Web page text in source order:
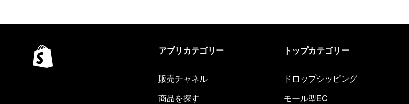
アプリカテゴリー
販売チャネル
商品を探す
トップカテゴリー
ドロップシッピング
モール型EC